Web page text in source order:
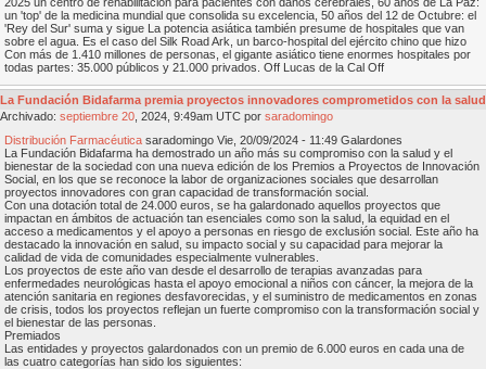
un 'top' de la medicina mundial que consolida su excelencia, 50 años del 12 de Octubre: el
'Rey del Sur' suma y sigue La potencia asiática también presume de hospitales que van
sobre el agua. Es el caso del Silk Road Ark, un barco-hospital del ejército chino que hizo
Con más de 1.410 millones de personas, el gigante asiático tiene enormes hospitales por
todas partes: 35.000 públicos y 21.000 privados. Off Lucas de la Cal Off
La Fundación Bidafarma premia proyectos innovadores comprometidos con la salud
Archivado: septiembre 20 , 2024, 9:49am UTC por saradomingo
Distribución Farmacéutica saradomingo Vie, 20/09/2024 - 11:49 Galardones
La Fundación Bidafarma ha demostrado un año más su compromiso con la salud y el
bienestar de la sociedad con una nueva edición de los Premios a Proyectos de Innovación
Social, en los que se reconoce la labor de organizaciones sociales que desarrollan
proyectos innovadores con gran capacidad de transformación social.
Con una dotación total de 24.000 euros, se ha galardonado aquellos proyectos que
impactan en ámbitos de actuación tan esenciales como son la salud, la equidad en el
acceso a medicamentos y el apoyo a personas en riesgo de exclusión social. Este año ha
destacado la innovación en salud, su impacto social y su capacidad para mejorar la
calidad de vida de comunidades especialmente vulnerables.
Los proyectos de este año van desde el desarrollo de terapias avanzadas para
enfermedades neurológicas hasta el apoyo emocional a niños con cáncer, la mejora de la
atención sanitaria en regiones desfavorecidas, y el suministro de medicamentos en zonas
de crisis, todos los proyectos reflejan un fuerte compromiso con la transformación social y
el bienestar de las personas.
Premiados
Las entidades y proyectos galardonados con un premio de 6.000 euros en cada una de
las cuatro categorías han sido los siguientes: